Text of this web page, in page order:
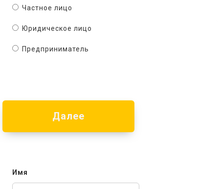
Частное лицо
Юридическое лицо
Предприниматель
Далее
Имя